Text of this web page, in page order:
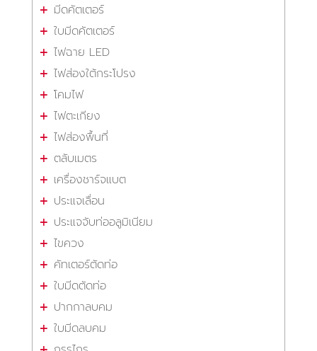
มีดคัตเตอร์
ใบมีดคัตเตอร์
ไฟฉาย LED
ไฟส่องใต้กระโปรง
โคมไฟ
ไฟตะเกียง
ไฟส่องพื้นที่
ตลับเมตร
เครื่องชาร์จแบต
ประแจเลื่อน
ประแจจับท่ออลูมิเนียม
ไขควง
คัทเตอร์ตัดท่อ
ใบมีดตัดท่อ
ปากกาลบคม
ใบมีดลบคม